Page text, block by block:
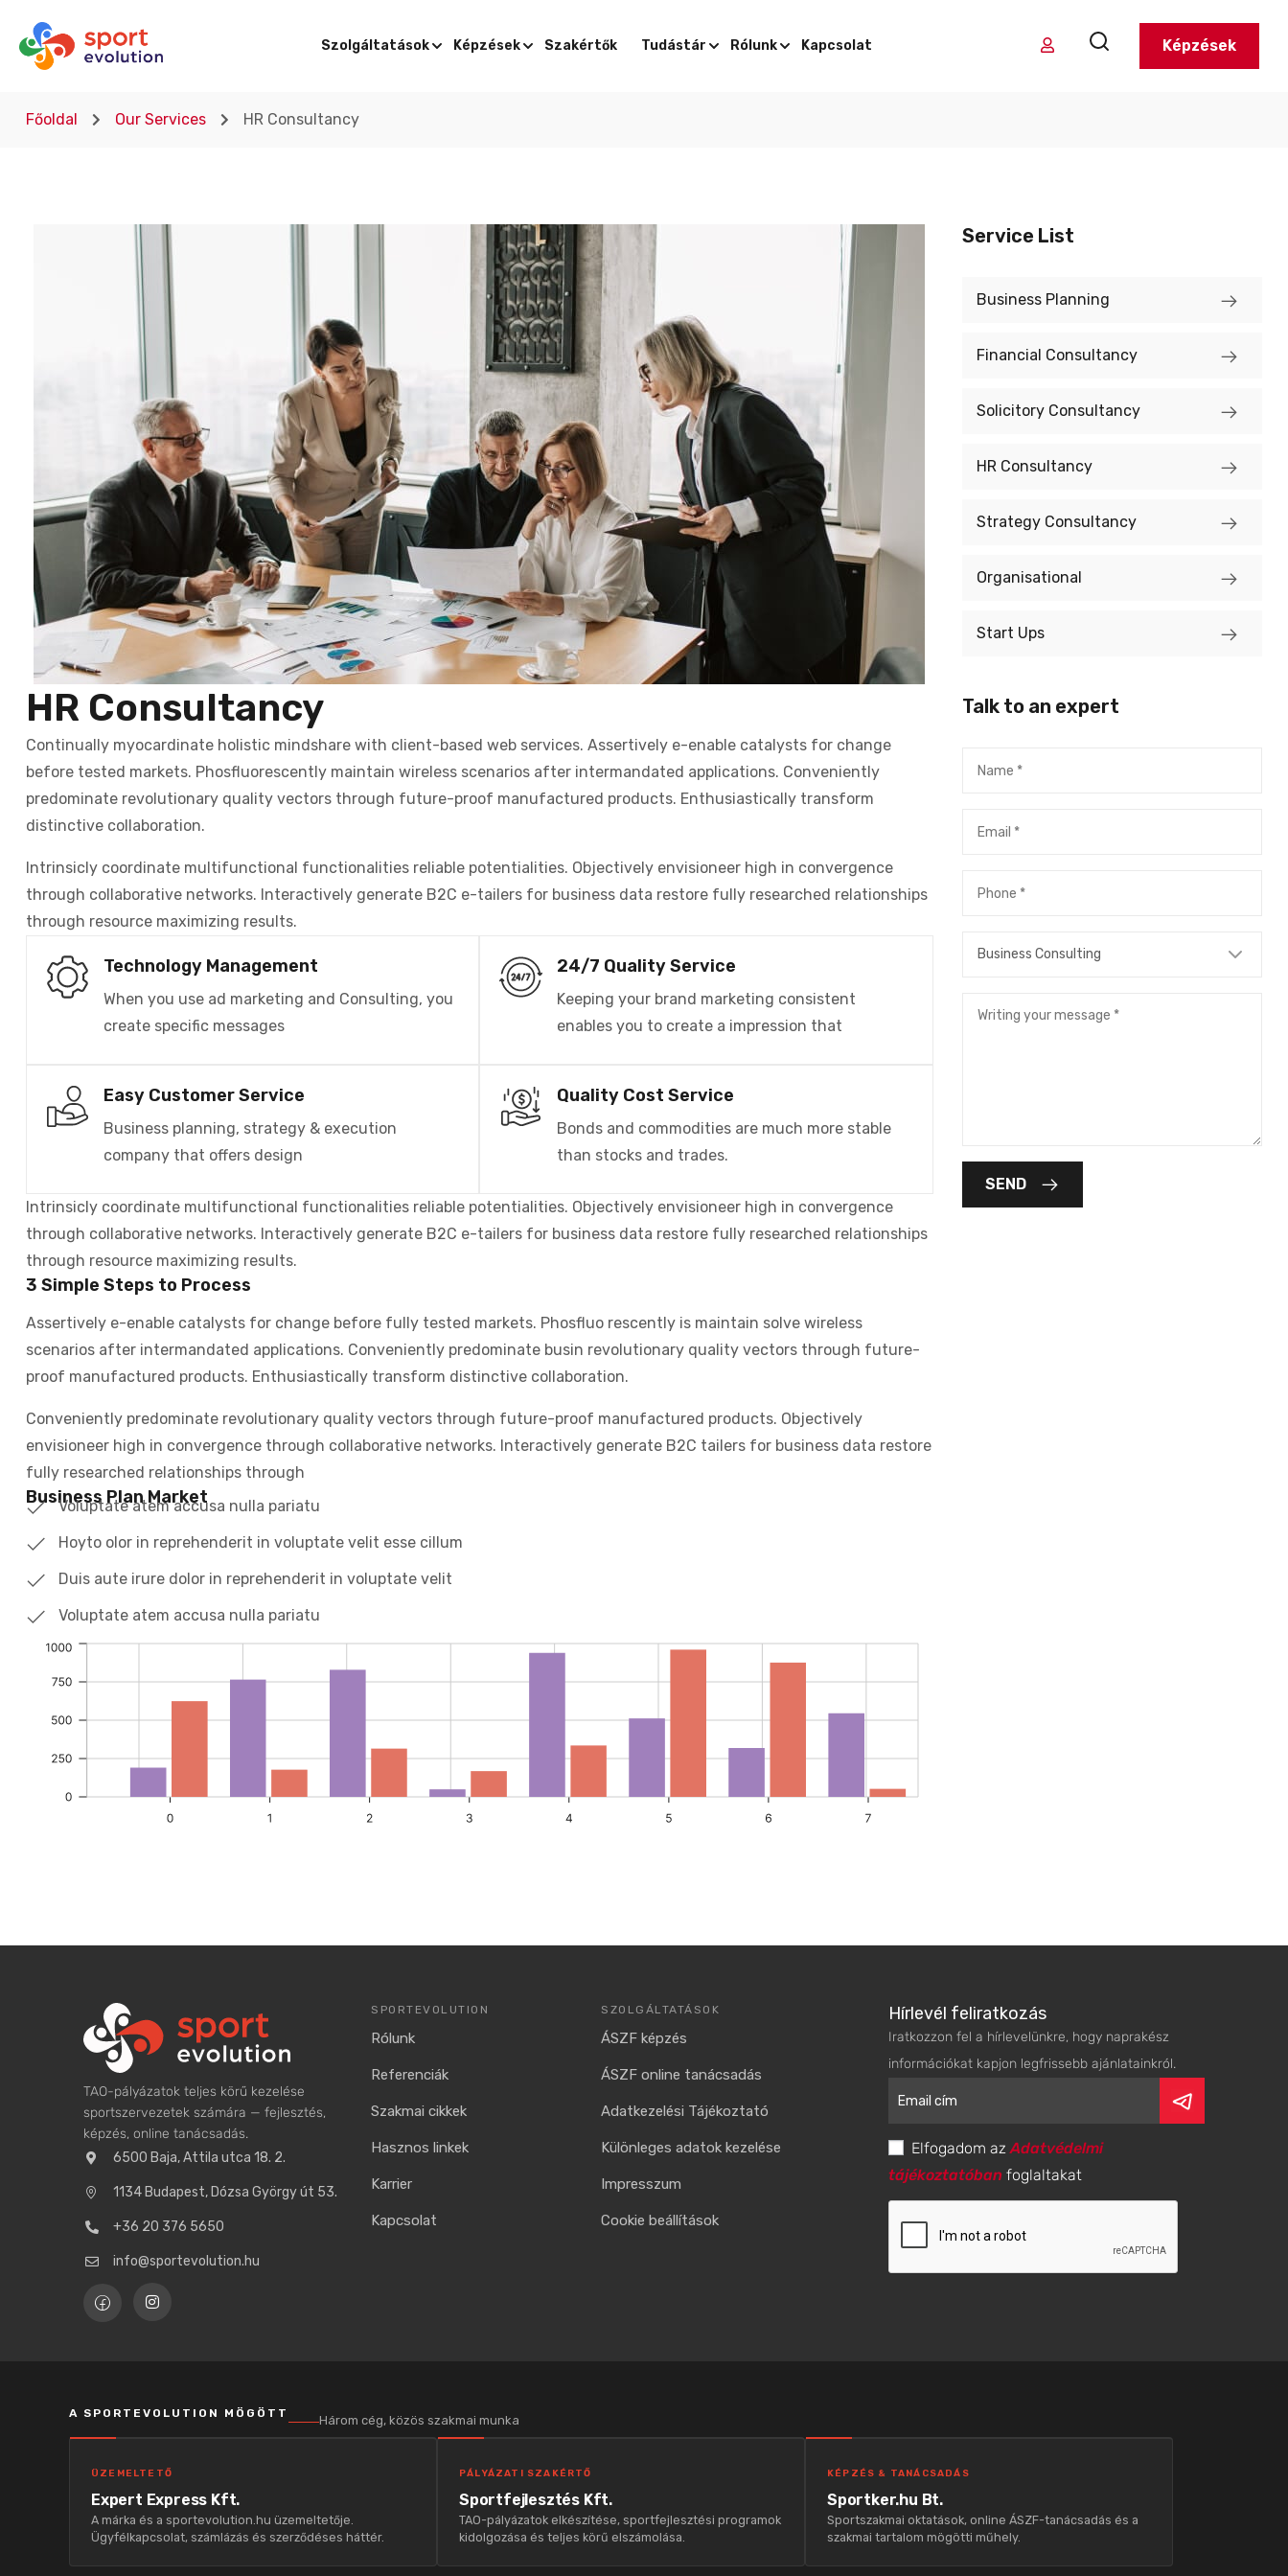
Szolgáltatások Képzések Szakértők Tudástár Rólunk Kapcsolat Képzések
Főoldal Our Services HR Consultancy
HR Consultancy
Continually myocardinate holistic mindshare with client-based web services. Assertively e-enable catalysts for change
before tested markets. Phosfluorescently maintain wireless scenarios after intermandated applications. Conveniently
predominate revolutionary quality vectors through future-proof manufactured products. Enthusiastically transform
distinctive collaboration.
Intrinsicly coordinate multifunctional functionalities reliable potentialities. Objectively envisioneer high in convergence
through collaborative networks. Interactively generate B2C e-tailers for business data restore fully researched relationships
through resource maximizing results.
Technology Management
When you use ad marketing and Consulting, you
create specific messages
24/7 Quality Service
Keeping your brand marketing consistent
enables you to create a impression that
Easy Customer Service
Business planning, strategy & execution
company that offers design
Quality Cost Service
Bonds and commodities are much more stable
than stocks and trades.
Intrinsicly coordinate multifunctional functionalities reliable potentialities. Objectively envisioneer high in convergence
through collaborative networks. Interactively generate B2C e-tailers for business data restore fully researched relationships
through resource maximizing results.
3 Simple Steps to Process
Assertively e-enable catalysts for change before fully tested markets. Phosfluo rescently is maintain solve wireless
scenarios after intermandated applications. Conveniently predominate busin revolutionary quality vectors through future-
proof manufactured products. Enthusiastically transform distinctive collaboration.
Conveniently predominate revolutionary quality vectors through future-proof manufactured products. Objectively
envisioneer high in convergence through collaborative networks. Interactively generate B2C tailers for business data restore
fully researched relationships through
Business Plan Market
Voluptate atem accusa nulla pariatu
Hoyto olor in reprehenderit in voluptate velit esse cillum
Duis aute irure dolor in reprehenderit in voluptate velit
Voluptate atem accusa nulla pariatu
Service List
Business Planning
Financial Consultancy
Solicitory Consultancy
HR Consultancy
Strategy Consultancy
Organisational
Start Ups
Talk to an expert
SEND
TAO-pályázatok teljes körű kezelése
sportszervezetek számára — fejlesztés,
képzés, online tanácsadás.
6500 Baja, Attila utca 18. 2.
1134 Budapest, Dózsa György út 53.
+36 20 376 5650
info@sportevolution.hu
SPORTEVOLUTION
Rólunk
Referenciák
Szakmai cikkek
Hasznos linkek
Karrier
Kapcsolat
SZOLGÁLTATÁSOK
ÁSZF képzés
ÁSZF online tanácsadás
Adatkezelési Tájékoztató
Különleges adatok kezelése
Impresszum
Cookie beállítások
Hírlevél feliratkozás
Iratkozzon fel a hírlevelünkre, hogy naprakész
információkat kapjon legfrissebb ajánlatainkról.
Elfogadom azAdatvédelmi
tájékoztatóban foglaltakat
A SPORTEVOLUTION MÖGÖTT Három cég, közös szakmai munka
ÜZEMELTETŐ
Expert Express Kft.
A márka és a sportevolution.hu üzemeltetője.
Ügyfélkapcsolat, számlázás és szerződéses háttér.
PÁLYÁZATI SZAKÉRTŐ
Sportfejlesztés Kft.
TAO-pályázatok elkészítése, sportfejlesztési programok
kidolgozása és teljes körű elszámolása.
KÉPZÉS & TANÁCSADÁS
Sportker.hu Bt.
Sportszakmai oktatások, online ÁSZF-tanácsadás és a
szakmai tartalom mögötti műhely.